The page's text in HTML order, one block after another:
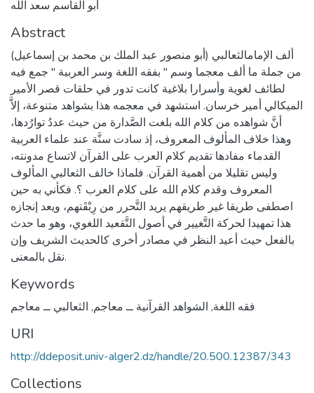
أبو القاسم سعد الله
Abstract
ألف الإمامالثعالبي (أبو منصور عبد الملك بن محمد بن إسماعيل)
من جملة ما ألف معجما وسم " بفقه اللغة وسر العربية " جمع فيه
لطائف لغوية وأسرارا بلاغية كانت تدور في حلقات قصر الأمير
الميكالي أمير خرسان. استشهد في معجمه هذا بشواهد متنوعة، إلاَّ
أنَّ شواهده من كلام الله بلغت الصَّدارة من حيث عددُ توارُدها،
وهذا خلاف المألوف المعروف، إذ سادت سنَّة عند علماء العربية
القدماء مفادها تقديم كلام العرب على القرآن لاتساع مدونته،
وليس تقليلا من أهمية القرآن. فلماذا خالف الثعالبي المألوف
المعروف وقدم كلام الله على كلام العرب ؟. فكأني به حين
اصطفى طريقا غير طريقهم يريد التَّحرر من رِبْقَتهم، ويعد إنجازه
هذا تمهيدا لحركة التَّغيير في أصول التَّقعيد اللغوي، وهو ما حدث
بالفعل حيث أعيد النظر في مصادر أخرى كالحديث الشريف وإن
نقل بالمعنى.
Keywords
فقه اللغة, الشواهد القرآنية ــ معاجم, الثعالبي ــ معاجم
URI
http://ddeposit.univ-alger2.dz/handle/20.500.12387/343
Collections